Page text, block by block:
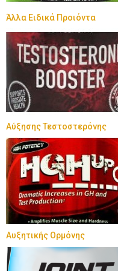
Άλλα Ειδικά Προιόντα
Αύξησης Τεστοστερόνης
Αυξητικής Ορμόνης